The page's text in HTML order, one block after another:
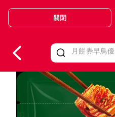
Valid Until 30 June 2026
關閉